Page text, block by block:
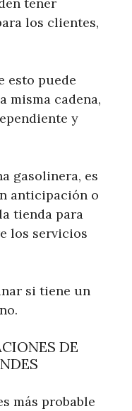
los clientes,
esto puede
misma cadena,
y
gasolinera, es
anticipación o
tienda para
los servicios
si tiene un
DE
más probable